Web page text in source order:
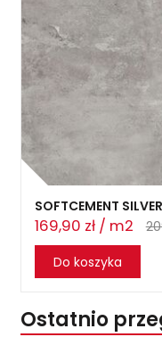
SOFTCEMENT
169,90 zł / m2
Do koszyka
Ostatnio